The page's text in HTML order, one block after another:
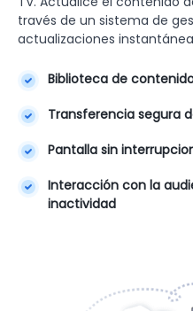
través de un sistema de
actualizaciones
Biblioteca de
Transferencia segura
Pantalla sin
Interacción con la
inactividad